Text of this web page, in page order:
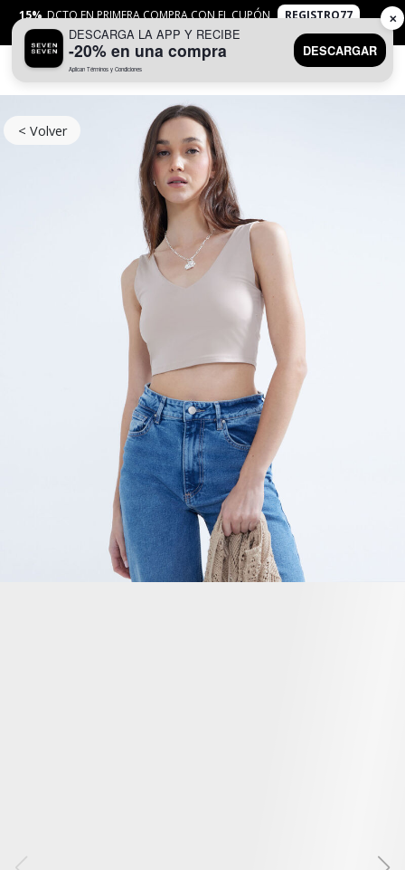
15% DCTO EN PRIMERA COMPRA CON EL CUPÓN
REGISTRO77
APLICANTYC
< Volver
DESCARGA LA APP Y RECIBE
-20% en una compra
Aplican Términos y Condiciones
DESCARGAR
✕